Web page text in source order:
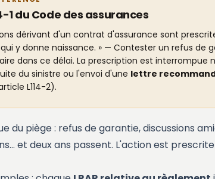
1 du Code des assurances
dérivant d'un contrat d'assurance sont
y donne naissance. » — Contester un refus de
dans ce délai. La prescription est interrompue
du sinistre ou l'envoi d'une lettre
L114-2).
du piège : refus de garantie, discussions
et deux ans passent. L'action est